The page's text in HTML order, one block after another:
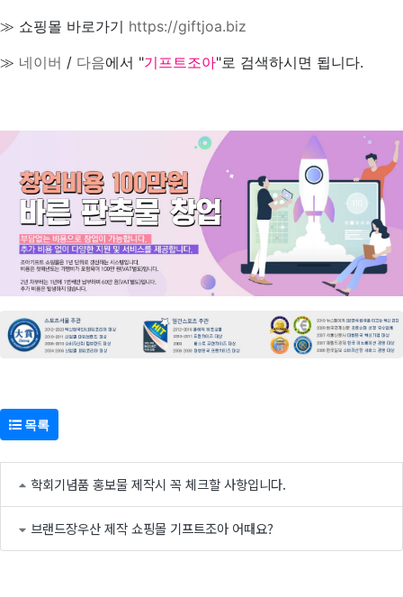
≫ 쇼핑몰 바로가기 https://giftjoa.biz
≫ 네이버 / 다음에서 "기프트조아"로 검색하시면 됩니다.
목록
학회기념품 홍보물 제작시 꼭 체크할 사항입니다.
브랜드장우산 제작 쇼핑몰 기프트조아 어때요?